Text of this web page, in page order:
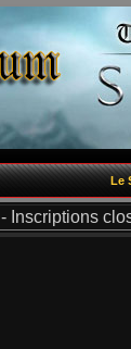
Le
- Inscriptions